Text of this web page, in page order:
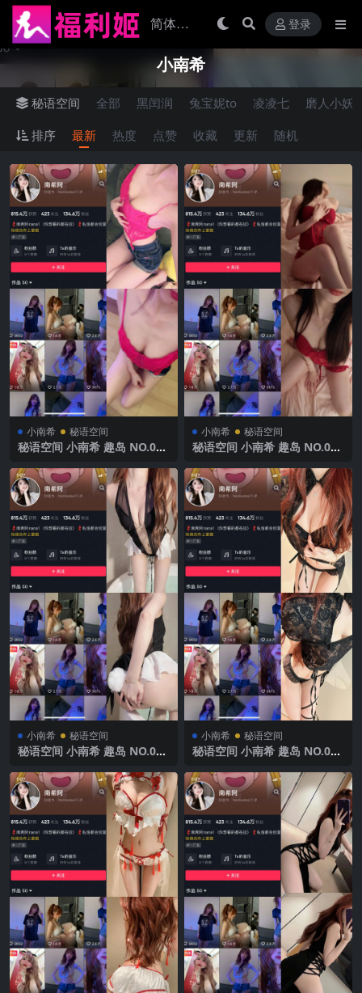
登录
小南希
秘语空间 全部 黑闰润 兔宝妮to 凌凌七
磨人小妖
排序
最新 热度 点赞 收藏 更新 随机
小南希 秘语空间
秘语空间 小南希 趣岛 NO.021
整版
小南希 秘语空间
秘语空间 小南希 趣岛 NO.020
小南希 秘语空间
秘语空间 小南希 趣岛 NO.019
小南希 秘语空间
秘语空间 小南希 趣岛 NO.018